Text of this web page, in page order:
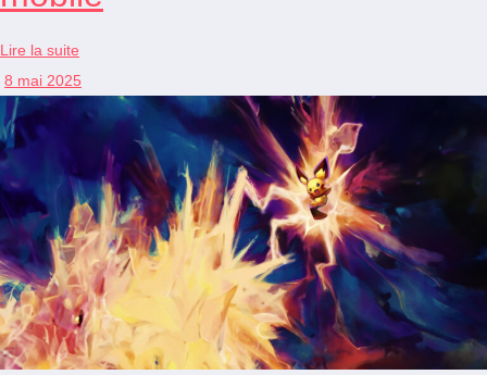
Lire la suite
8 mai 2025